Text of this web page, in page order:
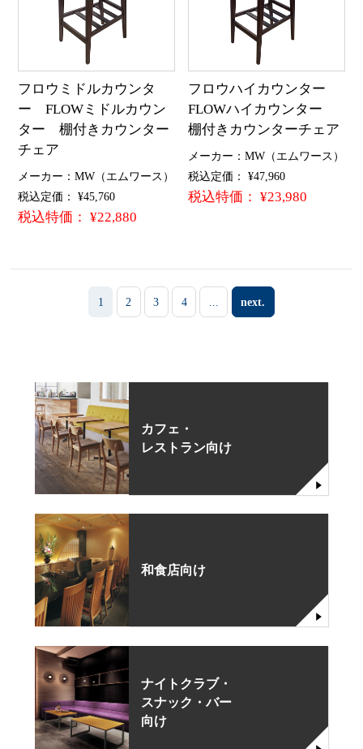
フロウミドルカウンタ
ー FLOWミドルカウン
ター 棚付きカウンター
チェア
メーカー：MW（エムワース）
税込定価： ¥45,760
税込特価： ¥22,880
フロウハイカウンター
FLOWハイカウンター
棚付きカウンターチェア
メーカー：MW（エムワース）
税込定価： ¥47,960
税込特価： ¥23,980
1 2 3 4 ... next.
カフェ・
レストラン向け
和食店向け
ナイトクラブ・
スナック・バー
向け